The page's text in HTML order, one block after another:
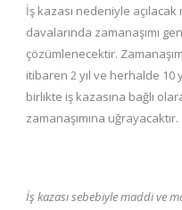
İş kazası nedeniyle
davalarında zamanaşımı
çözümlenecektir.
itibaren 2 yıl ve herhalde 10
birlikte iş kazasına bağlı
zamanaşımına uğrayacaktır.
İş kazası sebebiyle maddi ve